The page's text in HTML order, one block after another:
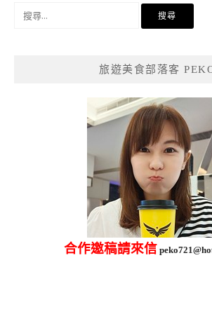
旅遊美食部落客
合作邀稿請來信